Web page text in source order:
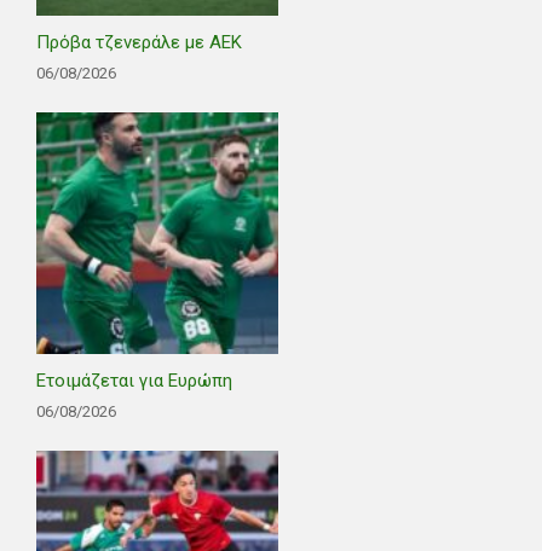
Πρόβα τζενεράλε με ΑΕΚ
06/08/2026
Ετοιμάζεται για Ευρώπη
06/08/2026